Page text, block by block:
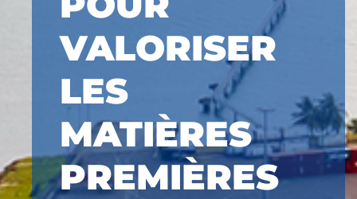
VALORISER
LES
MATIÈRES
PREMIÈRES